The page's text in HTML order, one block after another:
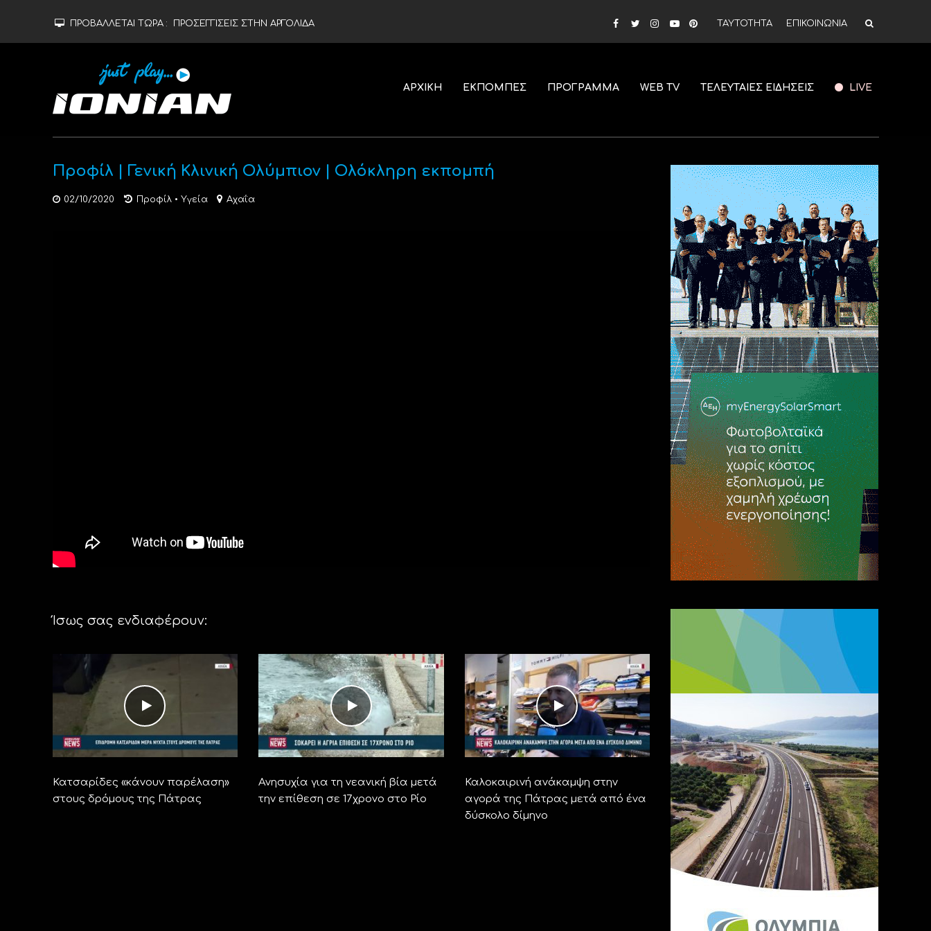
ΠΡΟΒΑΛΛΕΤΑΙ ΤΩΡΑ : ΠΡΟΣΕΓΓΙΣΕΙΣ ΣΤΗΝ ΑΡΓΟΛΙΔΑ ΤΑΥΤΟΤΗΤΑ ΕΠΙΚΟΙΝΩΝΙΑ
ΑΡΧΙΚΗ ΕΚΠΟΜΠΕΣ ΠΡΟΓΡΑΜΜΑ WEB TV ΤΕΛΕΥΤΑΙΕΣ ΕΙΔΗΣΕΙΣ LIVE
Προφίλ | Γενική Κλινική Ολύμπιον | Ολόκληρη εκπομπή
02/10/2020 Προφίλ • Υγεία Αχαΐα
Ίσως σας ενδιαφέρουν:
Κατσαρίδες «κάνουν παρέλαση»
στους δρόμους της Πάτρας
Ανησυχία για τη νεανική βία μετά
την επίθεση σε 17χρονο στο Ρίο
Καλοκαιρινή ανάκαμψη στην
αγορά της Πάτρας μετά από ένα
δύσκολο δίμηνο